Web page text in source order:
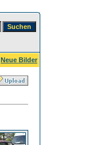
Neue Bilder